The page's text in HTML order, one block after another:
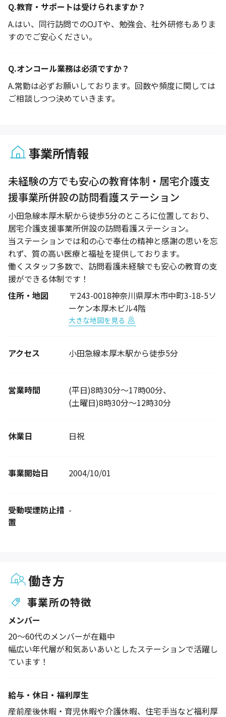
Q.教育・サポートは受けられますか？
A.はい、同行訪問でのOJTや、勉強会、社外研修もありま
すのでご安心ください。
Q.オンコール業務は必須ですか？
A.常勤は必ずお願いしております。回数や頻度に関しては
ご相談しつつ決めていきます。
事業所情報
未経験の方でも安心の教育体制・居宅介護支
援事業所併設の訪問看護ステーション
小田急線本厚木駅から徒歩5分のところに位置しており、
居宅介護支援事業所併設の訪問看護ステーション。
当ステーションでは和の心で奉仕の精神と感謝の思いを忘
れず、質の高い医療と福祉を提供しております。
働くスタッフ多数で、訪問看護未経験でも安心の教育の支
援ができる体制です！
住所・地図
〒243-0018神奈川県厚木市中町3-18-5ソ
ーケン本厚木ビル4階
大きな地図を見る
アクセス 小田急線本厚木駅から徒歩5分
営業時間
(平日)8時30分～17時00分、
(土曜日)8時30分～12時30分
休業日 日祝
事業開始日 2004/10/01
受動喫煙防止措
置
-
働き方
事業所の特徴
メンバー
20～60代のメンバーが在籍中
幅広い年代層が和気あいあいとしたステーションで活躍し
ています！
給与・休日・福利厚生
産前産後休暇・育児休暇や介護休暇、住宅手当など福利厚